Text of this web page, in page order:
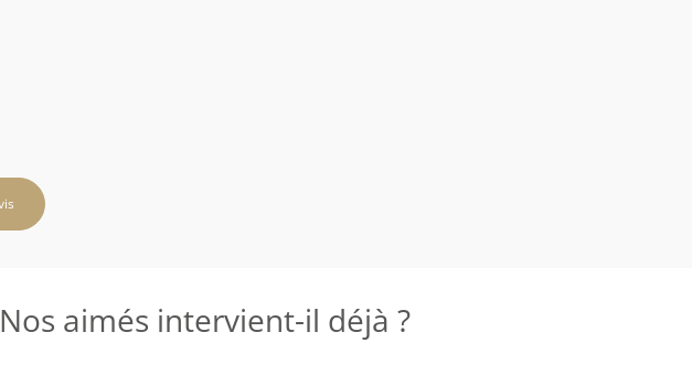
Nos aimés intervient-il déjà ?